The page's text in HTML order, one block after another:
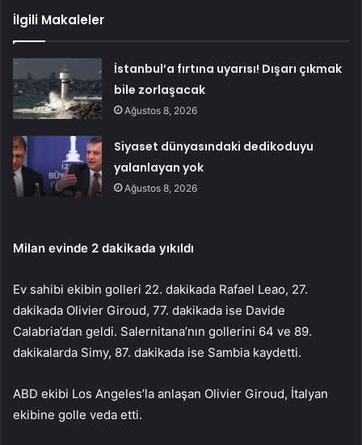
İlgili Makaleler
İstanbul’a fırtına uyarısı! Dışarı çıkmak
bile zorlaşacak
Ağustos 8, 2026
Siyaset dünyasındaki dedikoduyu
yalanlayan yok
Ağustos 8, 2026
Milan evinde 2 dakikada yıkıldı
Ev sahibi ekibin golleri 22. dakikada Rafael Leao, 27.
dakikada Olivier Giroud, 77. dakikada ise Davide
Calabria’dan geldi. Salernitana’nın gollerini 64 ve 89.
dakikalarda Simy, 87. dakikada ise Sambia kaydetti.
ABD ekibi Los Angeles’la anlaşan Olivier Giroud, İtalyan
ekibine golle veda etti.